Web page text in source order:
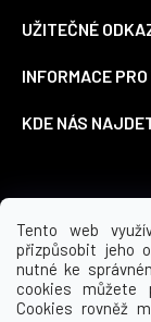
Tento web
přizpůsobit jeho
nutné ke
cookies můžete
Cookies rovněž
UŽITEČNÉ
INFORMACE PRO
KDE NÁS